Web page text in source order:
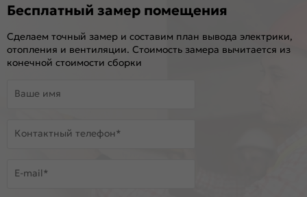
Бесплатный замер помещения
Сделаем точный замер и составим план вывода электрики,
отопления и вентиляции. Стоимость замера вычитается из
конечной стоимости сборки
Ваше имя
Контактный телефон*
E-mail*